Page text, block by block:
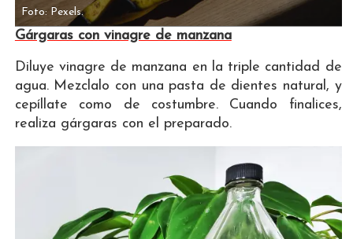
Foto: Pexels.
Gárgaras con vinagre de manzana
Diluye vinagre de manzana en la triple cantidad de
agua. Mezclalo con una pasta de dientes natural, y
cepíllate como de costumbre. Cuando finalices,
realiza gárgaras con el preparado.